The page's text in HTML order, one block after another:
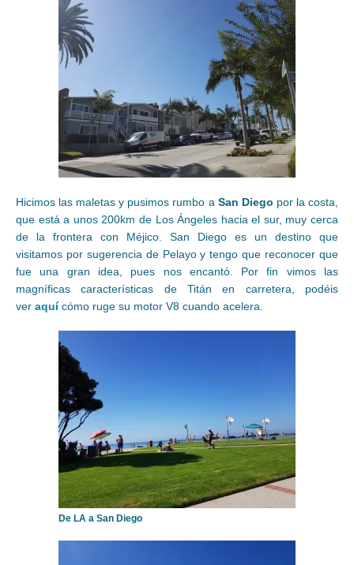
Hicimos las maletas y pusimos rumbo a San Diego por la costa,
que está a unos 200km de Los Ángeles hacia el sur, muy cerca
de la frontera con Méjico. San Diego es un destino que
visitamos por sugerencia de Pelayo y tengo que reconocer que
fue una gran idea, pues nos encantó. Por fin vimos las
magníficas características de Titán en carretera, podéis
ver aquícómo ruge su motor V8 cuando acelera.
De LA a San Diego